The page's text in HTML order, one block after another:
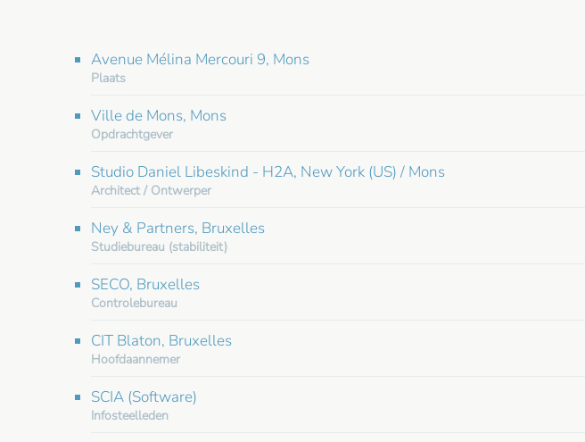
Avenue Mélina Mercouri 9, Mons
Plaats
Ville de Mons, Mons
Opdrachtgever
Studio Daniel Libeskind - H2A, New York (US) / Mons
Architect / Ontwerper
Ney & Partners, Bruxelles
Studiebureau (stabiliteit)
SECO, Bruxelles
Controlebureau
CIT Blaton, Bruxelles
Hoofdaannemer
SCIA (Software)
Infosteelleden